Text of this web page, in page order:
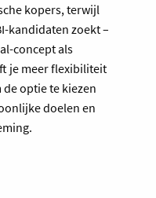
kopers, terwijl
kandidaten zoekt –
concept als
je meer flexibiliteit
optie te kiezen
doelen en